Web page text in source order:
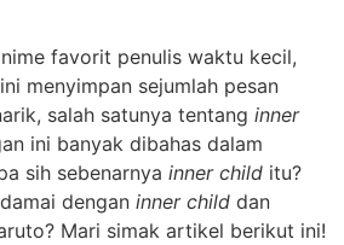
favorit penulis waktu kecil,
menyimpan sejumlah pesan
salah satunya tentang inner
ini banyak dibahas dalam
sih sebenarnya inner child itu?
dengan inner child dan
Mari simak artikel berikut ini!